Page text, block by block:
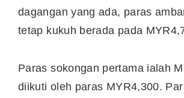
dagangan yang ada, paras
tetap kukuh berada pada
Paras sokongan pertama ialah
diikuti oleh paras MYR4,300.